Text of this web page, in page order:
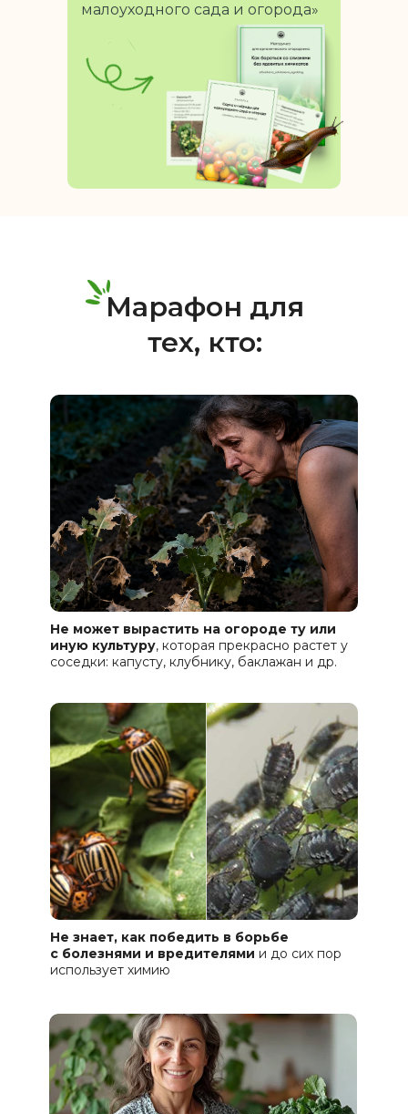
малоуходного сада и огорода»
Марафон для
тех, кто:
Не может вырастить на огороде ту или
иную культуру, которая прекрасно растет у
соседки: капусту, клубнику, баклажан и др.
Не знает, как победить в борьбе
с болезнями и вредителями и до сих пор
использует химию
с рекомендациями по разным
регионам, устойчивым
к болезням и вредителям.
Забудьте про обработки
и химию на своем
участке!